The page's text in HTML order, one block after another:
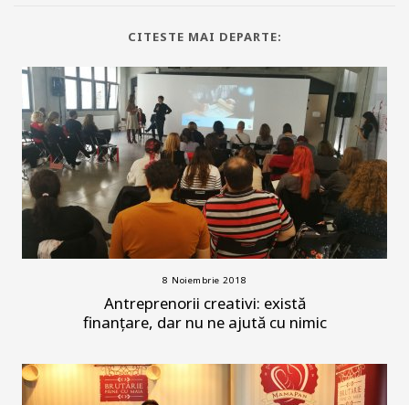
CITESTE MAI DEPARTE:
8 Noiembrie 2018
Antreprenorii creativi: există
finanțare, dar nu ne ajută cu nimic